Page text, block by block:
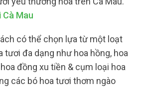
Mau
có thể chọn lựa từ một loạt
tươi đa dạng như hoa hồng, hoa
đồng xu tiền & cụm loại hoa
các bó hoa tươi thơm ngào